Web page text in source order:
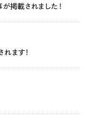
掲載されました！
れます！